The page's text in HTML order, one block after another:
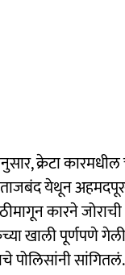
क्रेटा
येथून
कारने
खाली पूर्णपणे
पोलिसांनी सांगितलं.